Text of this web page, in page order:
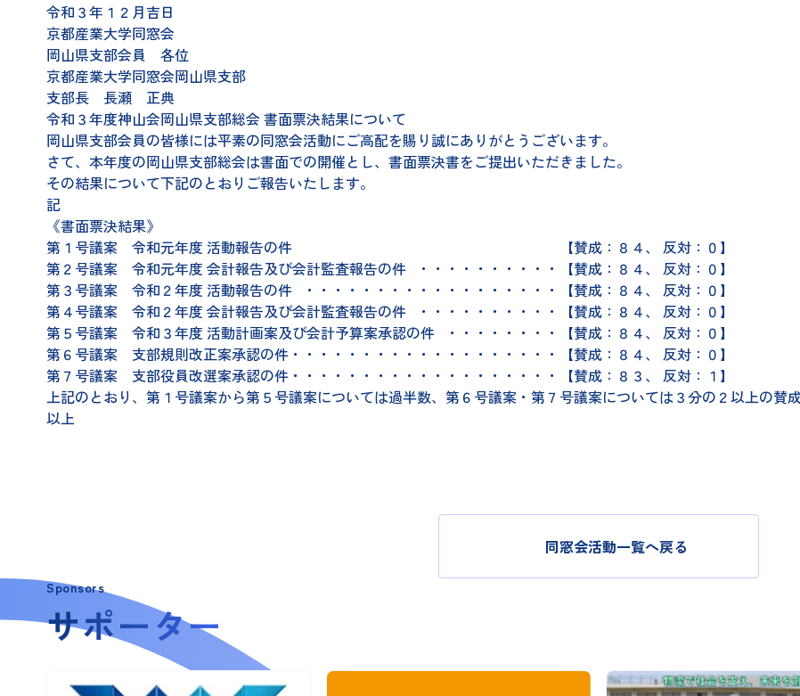
令和３年１２月吉日
京都産業大学同窓会
岡山県支部会員 各位
京都産業大学同窓会岡山県支部
支部長 長瀬 正典
令和３年度神山会岡山県支部総会 書面票決結果について
岡山県支部会員の皆様には平素の同窓会活動にご高配を賜り誠にありがとうございます。
さて、本年度の岡山県支部総会は書面での開催とし、書面票決書をご提出いただきました。
その結果について下記のとおりご報告いたします。
記
《書面票決結果》
第１号議案 令和元年度 活動報告の件 【賛成：８４、 反対：０】
第２号議案 令和元年度 会計報告及び会計監査報告の件 ・・・・・・・・・・【賛成：８４、 反対：０】
第３号議案 令和２年度 活動報告の件 ・・・・・・・・・・・・・・・・・・【賛成：８４、 反対：０】
第４号議案 令和２年度 会計報告及び会計監査報告の件 ・・・・・・・・・・【賛成：８４、 反対：０】
第５号議案 令和３年度 活動計画案及び会計予算案承認の件 ・・・・・・・・【賛成：８４、 反対：０】
第６号議案 支部規則改正案承認の件・・・・・・・・・・・・・・・・・・・【賛成：８４、 反対：０】
第７号議案 支部役員改選案承認の件・・・・・・・・・・・・・・・・・・・【賛成：８３、 反対：１】
上記のとおり、第１号議案から第５号議案については過半数、第６号議案・第７号議案については３分の２以上の賛
以上
同窓会活動一覧へ戻る
Sponsors
サポーター